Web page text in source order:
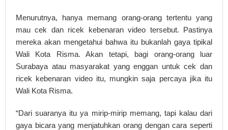
Menurutnya, hanya memang orang-orang tertentu yang
mau cek dan ricek kebenaran video tersebut. Pastinya
mereka akan mengetahui bahwa itu bukanlah gaya tipikal
Wali Kota Risma. Akan tetapi, bagi orang-orang luar
Surabaya atau masyarakat yang enggan untuk cek dan
ricek kebenaran video itu, mungkin saja percaya jika itu
Wali Kota Risma.
“Dari suaranya itu ya mirip-mirip memang, tapi kalau dari
gaya bicara yang menjatuhkan orang dengan cara seperti